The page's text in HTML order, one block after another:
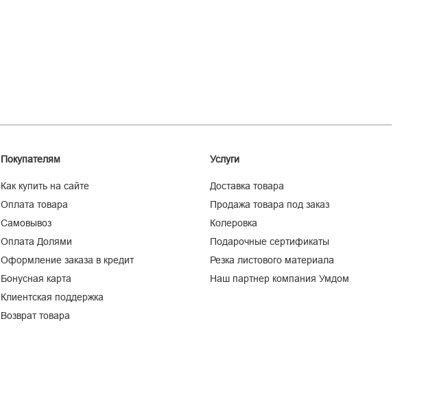
Покупателям
Как купить на сайте
Оплата товара
Самовывоз
Оплата Долями
Оформление заказа в кредит
Бонусная карта
Клиентская поддержка
Возврат товара
Услуги
Доставка товара
Продажа товара под заказ
Колеровка
Подарочные сертификаты
Резка листового материала
Наш партнер компания Умдом